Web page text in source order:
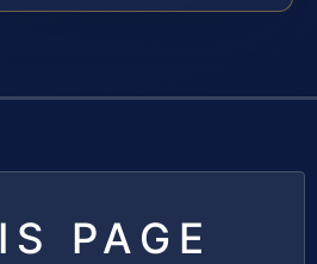
PAGE